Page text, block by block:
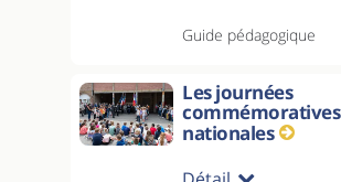
Guide pédagogique
Les journées
commémoratives
nationales